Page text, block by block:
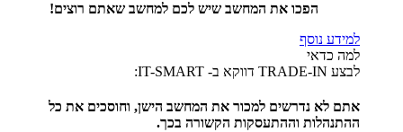
הפכו את המחשב שיש לכם למחשב שאתם רוצים!
למידע נוסף
למה כדאי
לבצע TRADE-IN דווקא ב- IT-SMART:
אתם לא נדרשים למכור את המחשב הישן, וחוסכים את כל
ההתנהלות וההתעסקות הקשורה בכך.